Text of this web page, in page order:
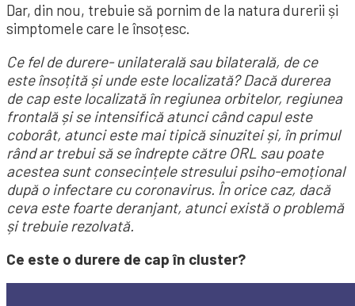
Dar, din nou, trebuie să pornim de la natura durerii și
simptomele care le însoțesc.
Ce fel de durere- unilaterală sau bilaterală, de ce
este însoțită și unde este localizată? Dacă durerea
de cap este localizată în regiunea orbitelor, regiunea
frontală și se intensifică atunci când capul este
coborât, atunci este mai tipică sinuzitei și, în primul
rând ar trebui să se îndrepte către ORL sau poate
acestea sunt consecințele stresului psiho-emoțional
după o infectare cu coronavirus. În orice caz, dacă
ceva este foarte deranjant, atunci există o problemă
și trebuie rezolvată.
Ce este o durere de cap în cluster?